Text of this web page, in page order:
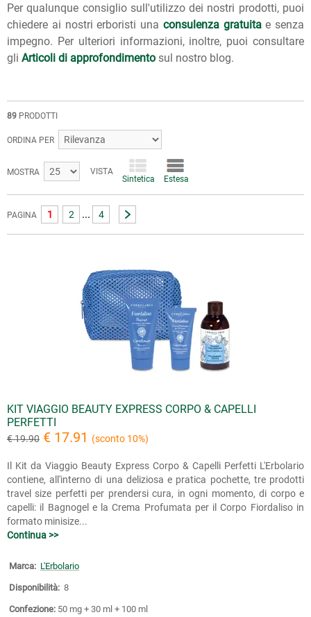
Per qualunque consiglio sull'utilizzo dei nostri prodotti, puoi
chiedere ai nostri erboristi una consulenza gratuitae senza
impegno. Per ulteriori informazioni, inoltre, puoi consultare
gli Articoli di approfondimento sul nostro blog.
89 PRODOTTI
ORDINA PER
MOSTRA VISTA
Sintetica Estesa
PAGINA 1 2 ... 4
KIT VIAGGIO BEAUTY EXPRESS CORPO & CAPELLI
PERFETTI
€ 19.90 € 17.91 (sconto 10%)
Il Kit da Viaggio Beauty Express Corpo & Capelli Perfetti L'Erbolario
contiene, all'interno di una deliziosa e pratica pochette, tre prodotti
travel size perfetti per prendersi cura, in ogni momento, di corpo e
capelli: il Bagnogel e la Crema Profumata per il Corpo Fiordaliso in
formato minisize...
Continua >>
Marca: L'Erbolario
Disponibilità: 8
Confezione: 50 mg + 30 ml + 100 ml